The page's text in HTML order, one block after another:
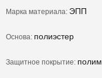
Марка материала: ЭПП
Основа: полиэстер
Защитное покрытие: